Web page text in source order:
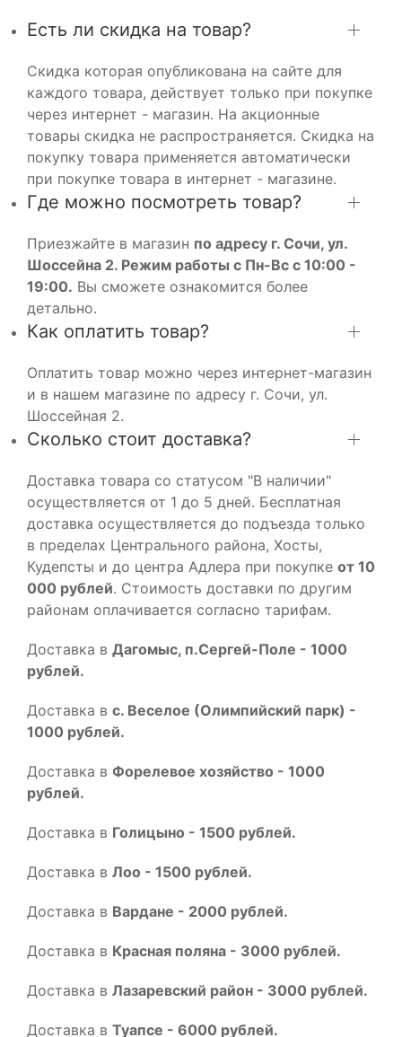
Есть ли скидка на товар?
Скидка которая опубликована на сайте для
каждого товара, действует только при покупке
через интернет - магазин. На акционные
товары скидка не распространяется. Скидка на
покупку товара применяется автоматически
при покупке товара в интернет - магазине.
Где можно посмотреть товар?
Приезжайте в магазин по адресу г. Сочи, ул.
Шоссейна 2. Режим работы с Пн-Вс с 10:00 -
19:00. Вы сможете ознакомится более
детально.
Как оплатить товар?
Оплатить товар можно через интернет-магазин
и в нашем магазине по адресу г. Сочи, ул.
Шоссейная 2.
Сколько стоит доставка?
Доставка товара со статусом "В наличии"
осуществляется от 1 до 5 дней. Бесплатная
доставка осуществляется до подъезда только
в пределах Центрального района, Хосты,
Кудепсты и до центра Адлера при покупке от 10
000 рублей. Стоимость доставки по другим
районам оплачивается согласно тарифам.
Доставка в Дагомыс, п.Сергей-Поле - 1000
рублей.
Доставка в с. Веселое (Олимпийский парк) -
1000 рублей.
Доставка в Форелевое хозяйство - 1000
рублей.
Доставка в Голицыно - 1500 рублей.
Доставка в Лоо - 1500 рублей.
Доставка в Вардане - 2000 рублей.
Доставка в Красная поляна - 3000 рублей.
Доставка в Лазаревский район - 3000 рублей.
Доставка в Туапсе - 6000 рублей.